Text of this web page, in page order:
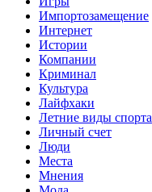
Импортозамещение
Интернет
Истории
Компании
Криминал
Культура
Лайфхаки
Летние виды спорта
Личный счет
Люди
Места
Мнения